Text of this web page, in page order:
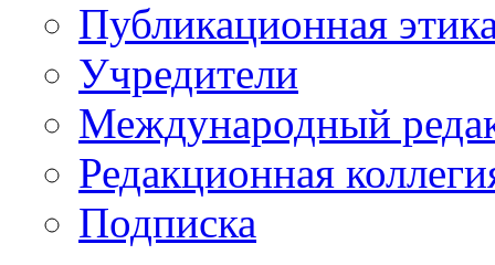
Публикационная
Учредители
Международный
Редакционная
Подписка